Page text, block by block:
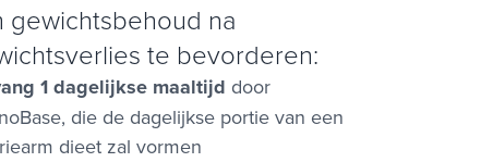
gewichtsbehoud na
te bevorderen:
1 dagelijkse maaltijd door
die de dagelijkse portie van een
dieet zal vormen